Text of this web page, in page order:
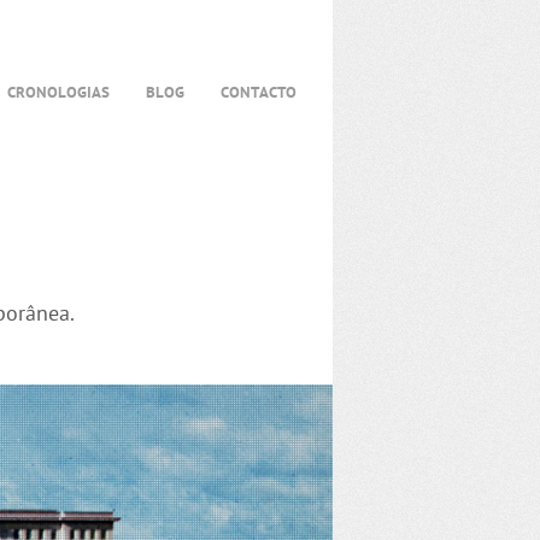
CRONOLOGIAS BLOG CONTACTO